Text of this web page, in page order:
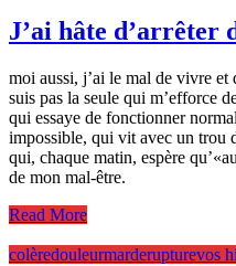
J’ai hâte d’arrêter
moi aussi, j’ai le mal de vivre
suis pas la seule qui m’efforce
qui essaye de fonctionner
impossible, qui vit avec un trou
qui, chaque matin, espère
de mon mal-être.
Read More
colèredouleurmarderupturevos